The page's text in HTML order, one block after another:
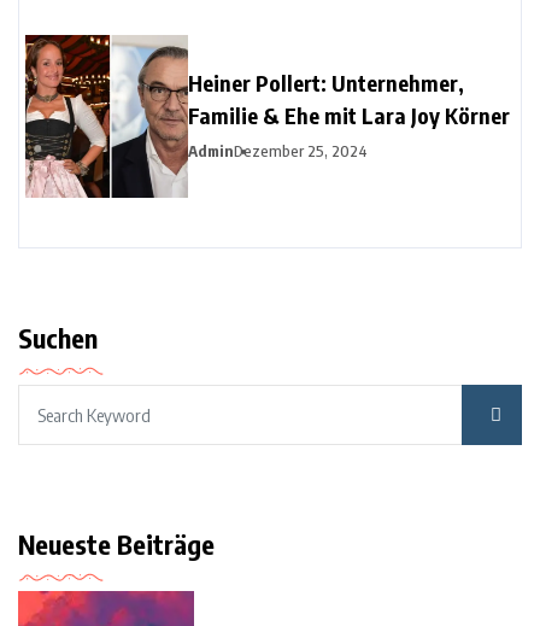
Heiner Pollert: Unternehmer,
Familie & Ehe mit Lara Joy Körner
AdminDezember 25, 2024
Suchen
Neueste Beiträge